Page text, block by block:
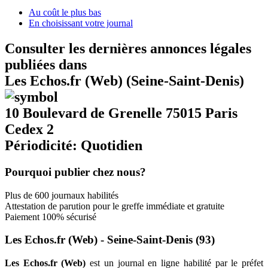
Au coût le plus bas
En choisissant votre journal
Consulter les dernières annonces légales
publiées dans
Les Echos.fr (Web) (Seine-Saint-Denis)
10 Boulevard de Grenelle 75015 Paris
Cedex 2
Périodicité: Quotidien
Pourquoi publier chez nous?
Plus de 600 journaux habilités
Attestation de parution pour le greffe immédiate et gratuite
Paiement 100% sécurisé
Les Echos.fr (Web) - Seine-Saint-Denis (93)
Les Echos.fr (Web) est un journal en ligne habilité par le préfet